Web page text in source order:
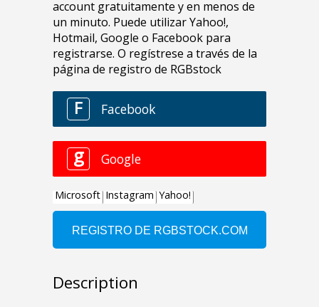
Description